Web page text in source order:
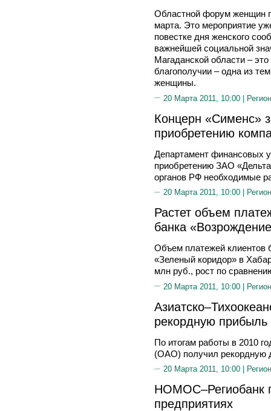
Областной форум женщин
марта. Это мероприятие
повестке дня женского
важнейшей социальной
Магаданской области –
благополучии – одна из
женщины.
20 Марта 2011, 10:00 |
Концерн «Сименс»
приобретению
Департамент финансовых
приобретению ЗАО
органов РФ необходимые
20 Марта 2011, 10:00 |
Растет объем
банка
Объем платежей клиентов
«Зеленый коридор» в
млн руб., рост по
20 Марта 2011, 10:00 |
рекордную прибыль
По итогам работы в 2010
(ОАО) получил рекордную
20 Марта 2011, 10:00 |
НОМОС–Региобанк
предприятиях